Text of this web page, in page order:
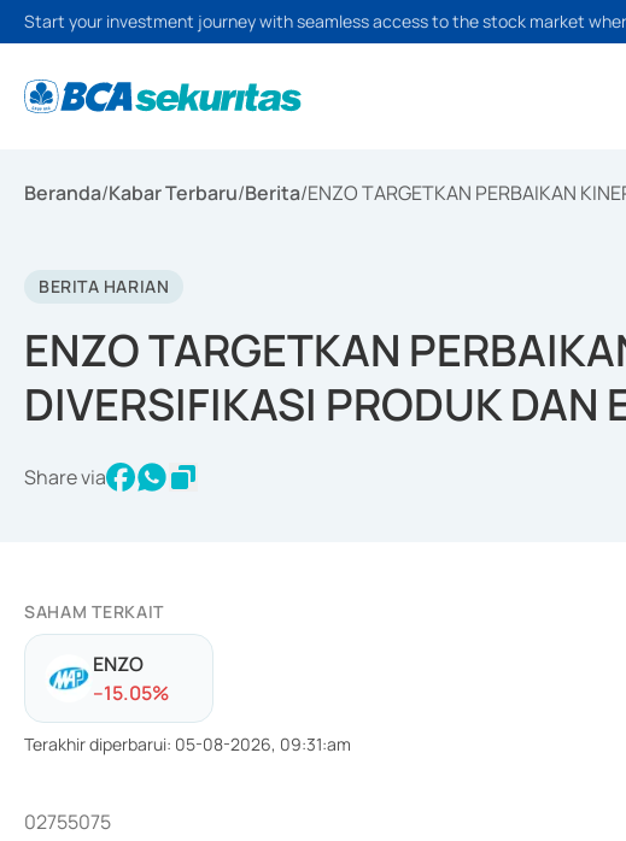
Start your investment journey with seamless access to the stock market
Beranda/Kabar Terbaru/Berita/ENZO TARGETKAN PERBAIKAN
BERITA HARIAN
ENZO TARGETKAN
DIVERSIFIKASI PRODUK DAN
Share via
SAHAM TERKAIT
ENZO
--15.05%
Terakhir diperbarui: 05-08-2026, 09:31:am
02755075